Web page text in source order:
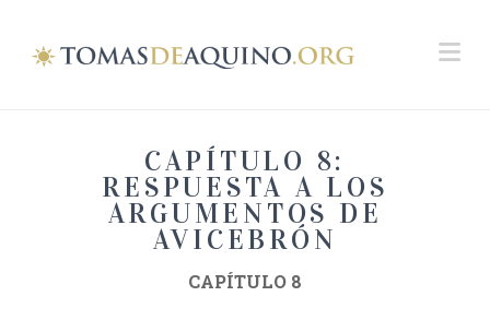
CAPÍTULO 8:
RESPUESTA A LOS
ARGUMENTOS DE
AVICEBRÓN
CAPÍTULO 8